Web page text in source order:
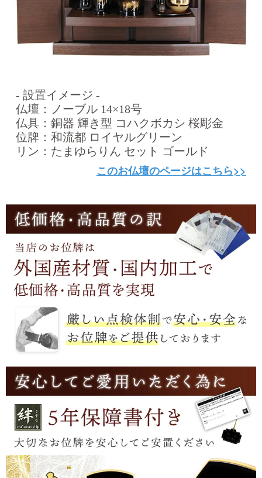
- 設置イメージ -
仏壇：ノーブル 14×18号
仏具：銅器 輝き型 コハクボカシ 桜彫金
位牌：和流都 ロイヤルグリーン
リン：たまゆらりん セット ゴールド
このお仏壇のページはこちら>>